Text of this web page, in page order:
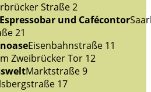
Straße 2
und Cafécontor
21
Eisenbahnstraße 11
Zweibrücker Tor 12
Marktstraße 9
17